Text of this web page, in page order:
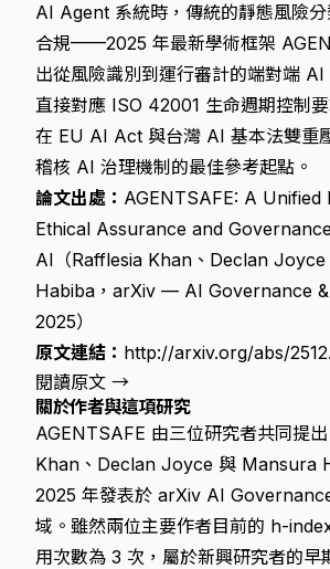
AI Agent 系統時，傳統的靜態風險
合規——2025 年最新學術框架
出從風險識別到運行審計的端對端 AI
直接對應 ISO 42001 生命週期控制
在 EU AI Act 與台灣 AI 基本法雙重
稽核 AI 治理機制的最佳參考起點。
論文出處： AGENTSAFE: A
Ethical Assurance and
AI（Rafflesia Khan、Declan
Habiba，arXiv — AI Governance &
2025）
原文連結： http://arxiv.org/abs/
閱讀原文 →
關於作者與這項研究
AGENTSAFE 由三位研究者共同提
Khan、Declan Joyce 與 Mansura
2025 年發表於 arXiv AI
域。雖然兩位主要作者目前的 h-
用次數為 3 次，屬於新興研究者的早